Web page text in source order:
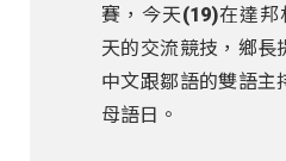
賽，今天(19)在達
天的交流競技，鄉長
中文跟鄒語的雙語主
母語日。